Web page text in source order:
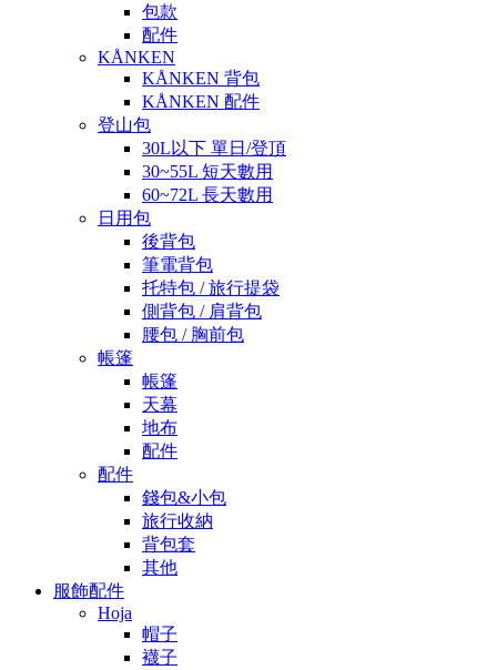
包款
配件
KÅNKEN
KÅNKEN 背包
KÅNKEN 配件
登山包
30L以下 單日/登頂
30~55L 短天數用
60~72L 長天數用
日用包
後背包
筆電背包
托特包 / 旅行提袋
側背包 / 肩背包
腰包 / 胸前包
帳篷
帳篷
天幕
地布
配件
配件
錢包&小包
旅行收納
背包套
其他
服飾配件
Hoja
帽子
襪子